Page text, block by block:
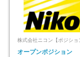
オープンポジション